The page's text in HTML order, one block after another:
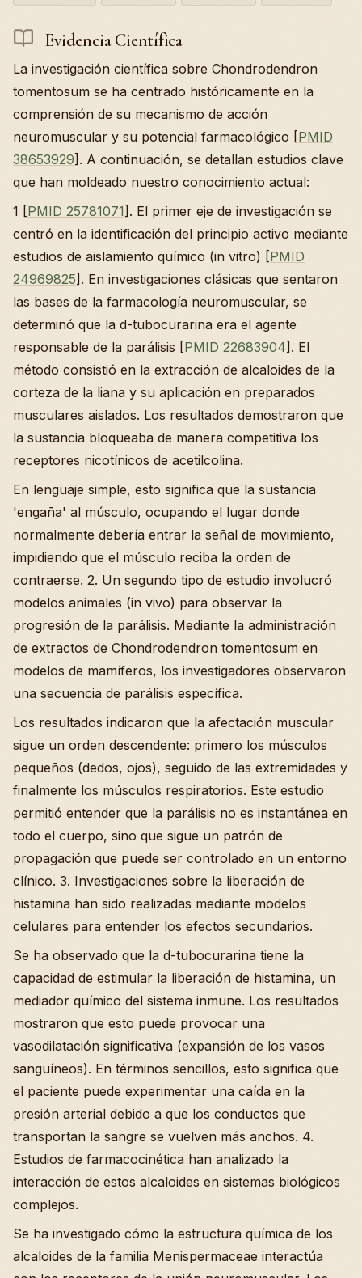
Evidencia Científica
La investigación científica sobre Chondrodendron
tomentosum se ha centrado históricamente en la
comprensión de su mecanismo de acción
neuromuscular y su potencial farmacológico [PMID
38653929]. A continuación, se detallan estudios clave
que han moldeado nuestro conocimiento actual:
1 [PMID 25781071]. El primer eje de investigación se
centró en la identificación del principio activo mediante
estudios de aislamiento químico (in vitro) [PMID
24969825]. En investigaciones clásicas que sentaron
las bases de la farmacología neuromuscular, se
determinó que la d-tubocurarina era el agente
responsable de la parálisis [PMID 22683904]. El
método consistió en la extracción de alcaloides de la
corteza de la liana y su aplicación en preparados
musculares aislados. Los resultados demostraron que
la sustancia bloqueaba de manera competitiva los
receptores nicotínicos de acetilcolina.
En lenguaje simple, esto significa que la sustancia
'engaña' al músculo, ocupando el lugar donde
normalmente debería entrar la señal de movimiento,
impidiendo que el músculo reciba la orden de
contraerse. 2. Un segundo tipo de estudio involucró
modelos animales (in vivo) para observar la
progresión de la parálisis. Mediante la administración
de extractos de Chondrodendron tomentosum en
modelos de mamíferos, los investigadores observaron
una secuencia de parálisis específica.
Los resultados indicaron que la afectación muscular
sigue un orden descendente: primero los músculos
pequeños (dedos, ojos), seguido de las extremidades y
finalmente los músculos respiratorios. Este estudio
permitió entender que la parálisis no es instantánea en
todo el cuerpo, sino que sigue un patrón de
propagación que puede ser controlado en un entorno
clínico. 3. Investigaciones sobre la liberación de
histamina han sido realizadas mediante modelos
celulares para entender los efectos secundarios.
Se ha observado que la d-tubocurarina tiene la
capacidad de estimular la liberación de histamina, un
mediador químico del sistema inmune. Los resultados
mostraron que esto puede provocar una
vasodilatación significativa (expansión de los vasos
sanguíneos). En términos sencillos, esto significa que
el paciente puede experimentar una caída en la
presión arterial debido a que los conductos que
transportan la sangre se vuelven más anchos. 4.
Estudios de farmacocinética han analizado la
interacción de estos alcaloides en sistemas biológicos
complejos.
Se ha investigado cómo la estructura química de los
alcaloides de la familia Menispermaceae interactúa